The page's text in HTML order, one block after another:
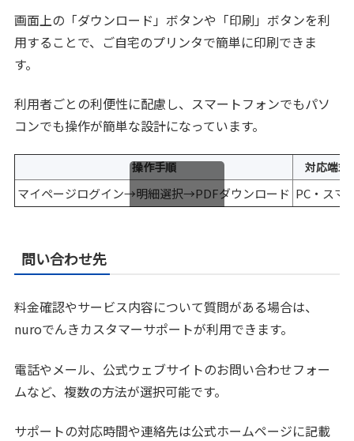
画面上の「ダウンロード」ボタンや「印刷」ボタンを利
用することで、ご自宅のプリンタで簡単に印刷できま
す。
利用者ごとの利便性に配慮し、スマートフォンでもパソ
コンでも操作が簡単な設計になっています。
操作手順 対応端末
マイページログイン→明細選択→PDFダウンロード PC・スマ
問い合わせ先
料金確認やサービス内容について質問がある場合は、
nuroでんきカスタマーサポートが利用できます。
電話やメール、公式ウェブサイトのお問い合わせフォー
ムなど、複数の方法が選択可能です。
サポートの対応時間や連絡先は公式ホームページに記載